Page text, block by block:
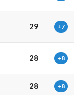
29 +7
28 +8
28 +8